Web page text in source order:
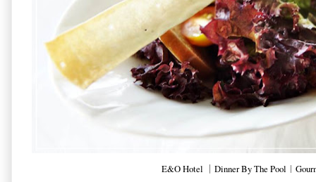
E&O Hotel ｜Dinner By The